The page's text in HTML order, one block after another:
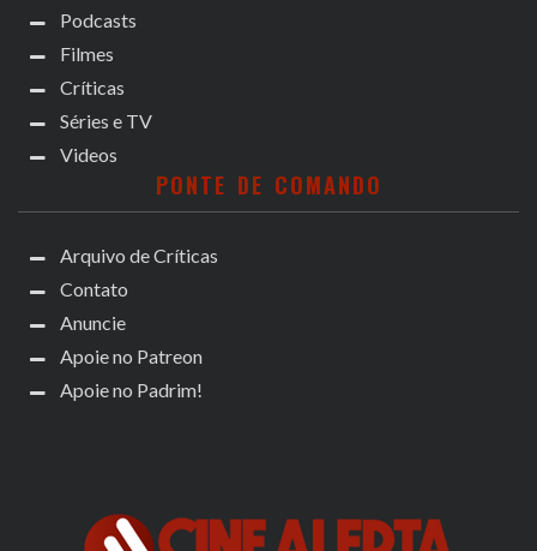
Podcasts
Filmes
Críticas
Séries e TV
Videos
PONTE DE COMANDO
Arquivo de Críticas
Contato
Anuncie
Apoie no Patreon
Apoie no Padrim!